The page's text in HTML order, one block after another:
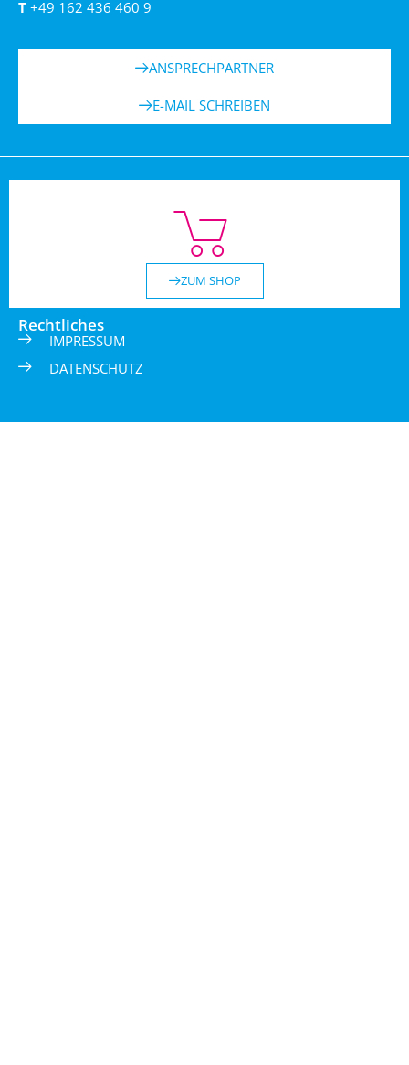
T +49 162 436 460 9
ANSPRECHPARTNER
E-MAIL SCHREIBEN
ZUM SHOP
Rechtliches
IMPRESSUM
DATENSCHUTZ